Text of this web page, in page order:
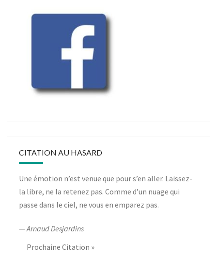
CITATION AU HASARD
Une émotion n’est venue que pour s’en aller. Laissez-
la libre, ne la retenez pas. Comme d’un nuage qui
passe dans le ciel, ne vous en emparez pas.
— Arnaud Desjardins
Prochaine Citation »